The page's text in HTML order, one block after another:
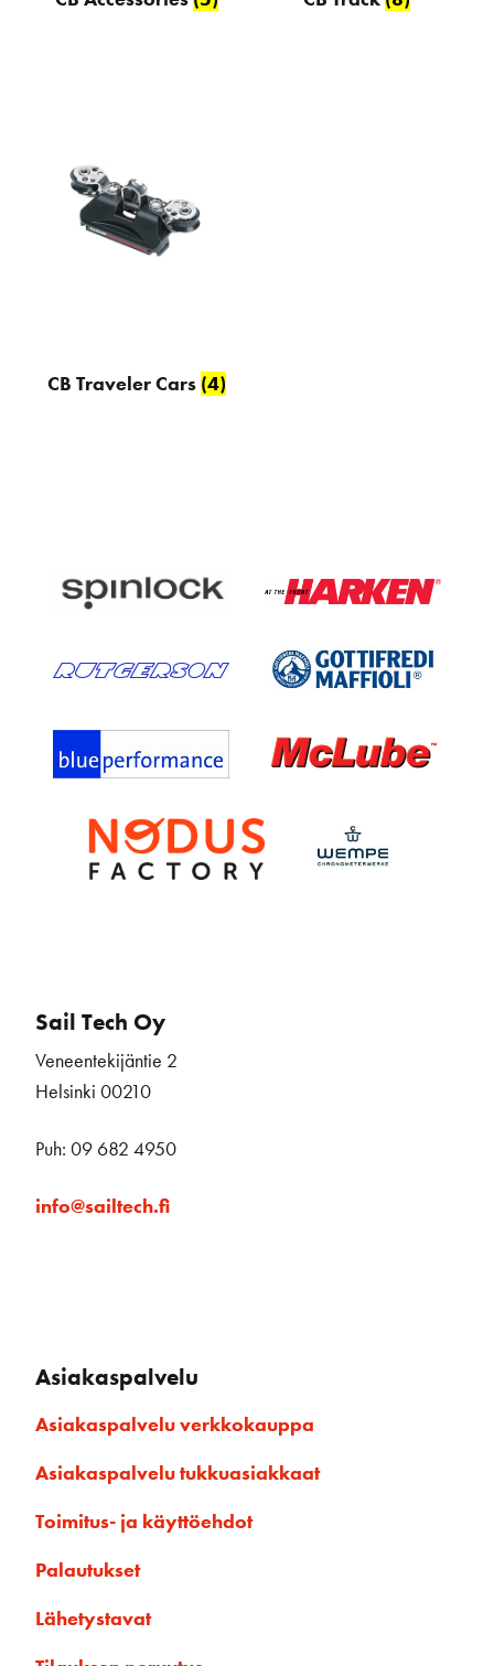
CB Traveler Cars (4)
Sail Tech Oy
Veneentekijäntie 2
Helsinki 00210
Puh: 09 682 4950
info@sailtech.fi
Asiakaspalvelu
Asiakaspalvelu verkkokauppa
Asiakaspalvelu tukkuasiakkaat
Toimitus- ja käyttöehdot
Palautukset
Lähetystavat